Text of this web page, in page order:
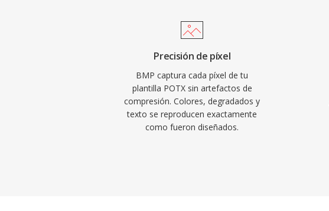
Precisión de píxel
BMP captura cada píxel de tu
plantilla POTX sin artefactos de
compresión. Colores, degradados y
texto se reproducen exactamente
como fueron diseñados.